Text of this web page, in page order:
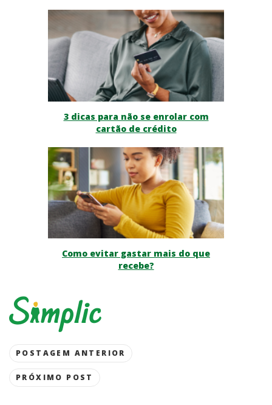
3 dicas para não se enrolar com
cartão de crédito
Como evitar gastar mais do que
recebe?
Post
navigation
POSTAGEM ANTERIOR
PRÓXIMO POST